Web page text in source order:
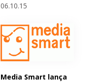
06.10.15
Media Smart lança